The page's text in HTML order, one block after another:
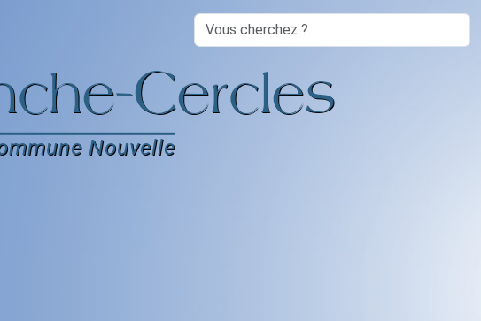
Search
Cercles
Nouvelle